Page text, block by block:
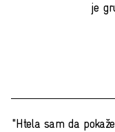
je
"Htela sam da